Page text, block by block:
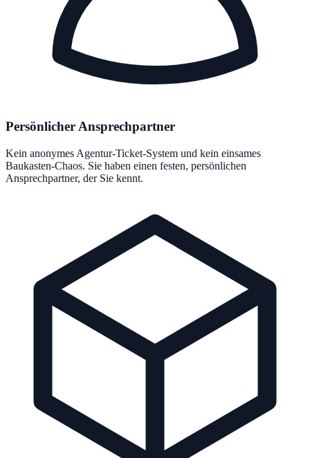
Persönlicher Ansprechpartner
Kein anonymes Agentur-Ticket-System und kein einsames
Baukasten-Chaos. Sie haben einen festen, persönlichen
Ansprechpartner, der Sie kennt.